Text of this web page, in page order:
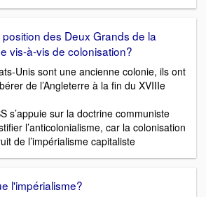
des Deux Grands de la
vis-à-vis de colonisation?
Unis sont une ancienne colonie, ils ont
de l’Angleterre à la fin du XVIIIe
s’appuie sur la doctrine communiste
l’anticolonialisme, car la colonisation
de l’impérialisme capitaliste
l'impérialisme?